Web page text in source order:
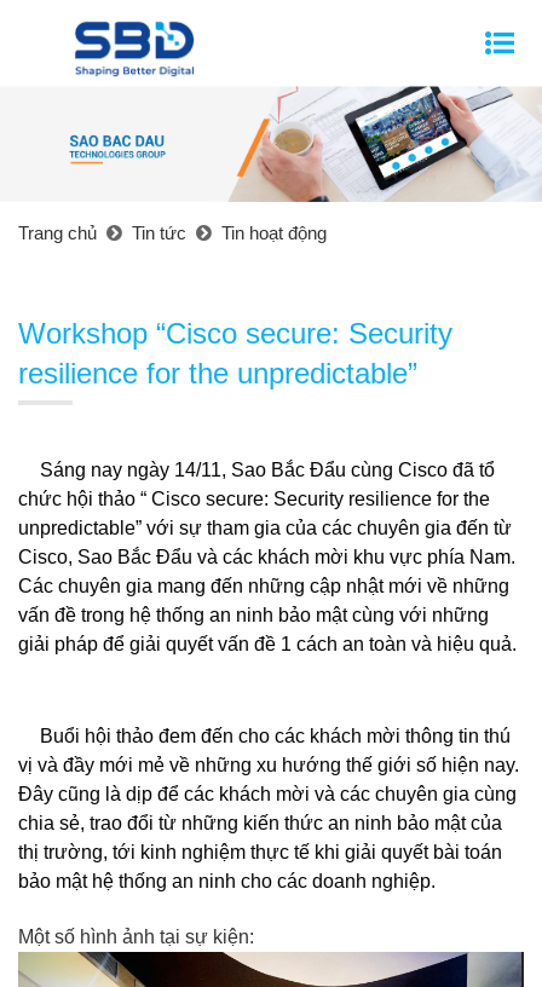
Trang chủ Tin tức Tin hoạt động
Workshop “Cisco secure: Security
resilience for the unpredictable”
Sáng nay ngày 14/11, Sao Bắc Đẩu cùng Cisco đã tổ
chức hội thảo “ Cisco secure: Security resilience for the
unpredictable” với sự tham gia của các chuyên gia đến từ
Cisco, Sao Bắc Đẩu và các khách mời khu vực phía Nam.
Các chuyên gia mang đến những cập nhật mới về những
vấn đề trong hệ thống an ninh bảo mật cùng với những
giải pháp để giải quyết vấn đề 1 cách an toàn và hiệu quả.
Buổi hội thảo đem đến cho các khách mời thông tin thú
vị và đầy mới mẻ về những xu hướng thế giới số hiện nay.
Đây cũng là dịp để các khách mời và các chuyên gia cùng
chia sẻ, trao đổi từ những kiến thức an ninh bảo mật của
thị trường, tới kinh nghiệm thực tế khi giải quyết bài toán
bảo mật hệ thống an ninh cho các doanh nghiệp.
Một số hình ảnh tại sự kiện: